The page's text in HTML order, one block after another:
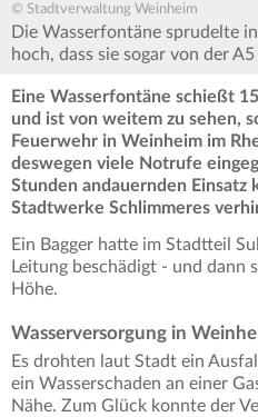
© Stadtverwaltung Weinheim
Die Wasserfontäne sprudelte
hoch, dass sie sogar von der
Eine Wasserfontäne schießt
und ist von weitem zu sehen,
Feuerwehr in Weinheim im
deswegen viele Notrufe
Stunden andauernden Einsatz
Stadtwerke Schlimmeres
Ein Bagger hatte im Stadtteil
Leitung beschädigt - und dann
Höhe.
Wasserversorgung in
Es drohten laut Stadt ein
ein Wasserschaden an einer
Nähe. Zum Glück konnte der